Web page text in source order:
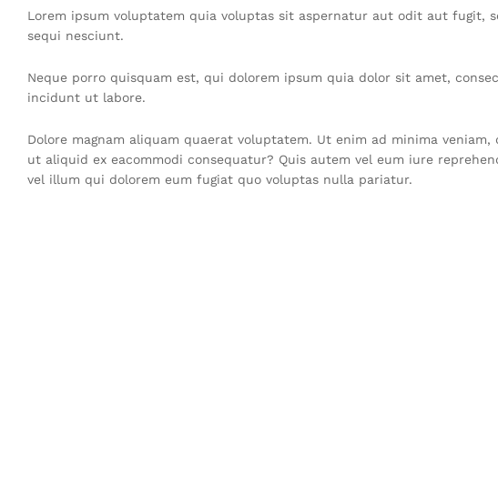
Lorem ipsum voluptatem quia voluptas sit aspernatur aut odit aut fugit,
sequi nesciunt.
Neque porro quisquam est, qui dolorem ipsum quia dolor sit amet,
incidunt ut labore.
Dolore magnam aliquam quaerat voluptatem. Ut enim ad minima
ut aliquid ex eacommodi consequatur? Quis autem vel eum iure
vel illum qui dolorem eum fugiat quo voluptas nulla pariatur.